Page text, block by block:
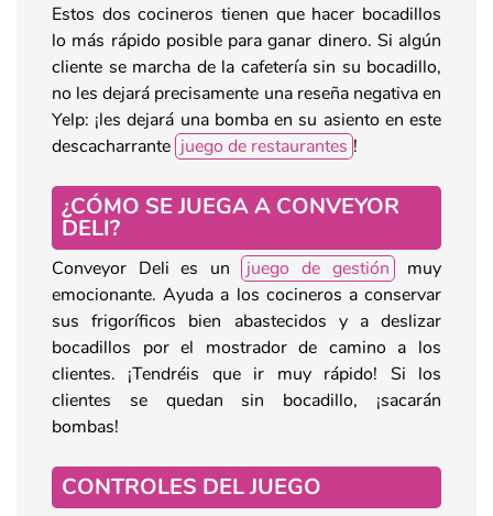
Estos dos cocineros tienen que hacer bocadillos
lo más rápido posible para ganar dinero. Si algún
cliente se marcha de la cafetería sin su bocadillo,
no les dejará precisamente una reseña negativa en
Yelp: ¡les dejará una bomba en su asiento en este
descacharrante juego de restaurantes !
¿CÓMO SE JUEGA A CONVEYOR
DELI?
Conveyor Deli es un juego de gestión
muy
emocionante. Ayuda a los cocineros a conservar
sus frigoríficos bien abastecidos y a deslizar
bocadillos por el mostrador de camino a los
clientes. ¡Tendréis que ir muy rápido! Si los
clientes se quedan sin bocadillo, ¡sacarán
bombas!
CONTROLES DEL JUEGO